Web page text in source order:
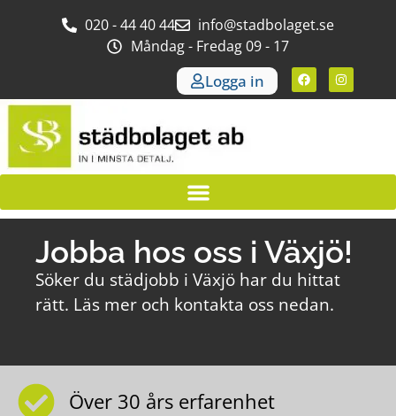
020 - 44 40 44
info@stadbolaget.se
Måndag - Fredag 09 - 17
Logga in
Jobba hos oss i Växjö!
Söker du städjobb i Växjö har du hittat
rätt. Läs mer och kontakta oss nedan.
Över 30 års erfarenhet